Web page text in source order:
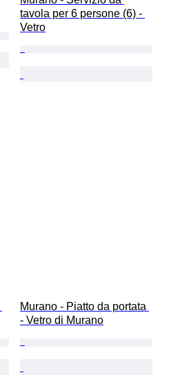
tavola per 6 persone (6) -
Vetro
Murano - Piatto da portata
- Vetro di Murano